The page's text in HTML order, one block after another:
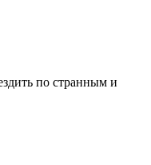
по странным и